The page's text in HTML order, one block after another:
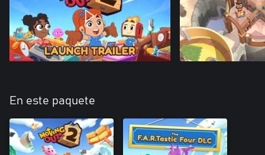
En este paquete